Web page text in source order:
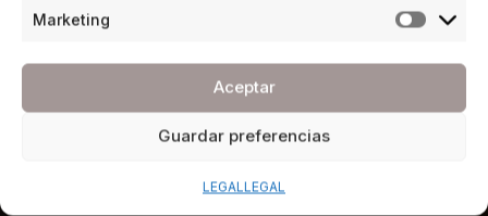
Marketing
Aceptar
Guardar preferencias
LEGALLEGAL